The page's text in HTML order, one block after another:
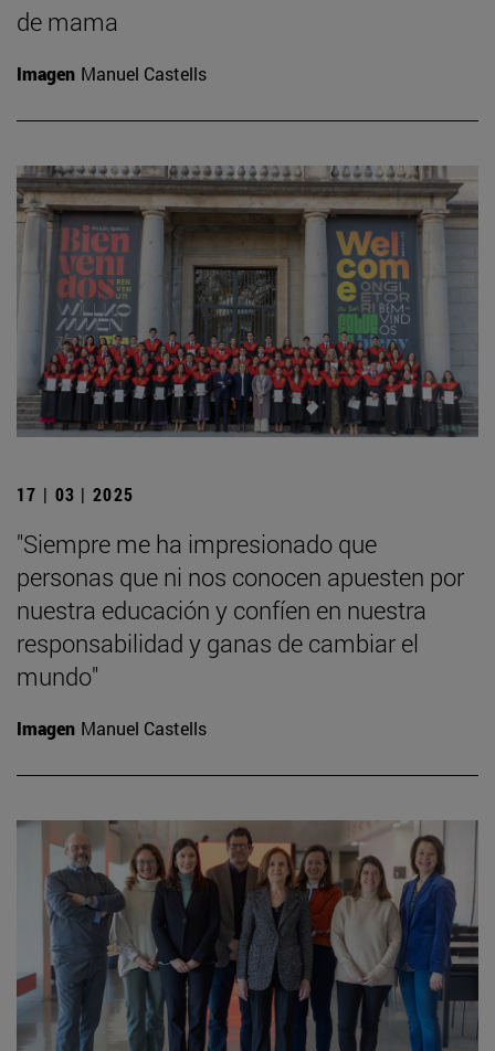
de mama
Imagen Manuel Castells
17 | 03 | 2025
"Siempre me ha impresionado que
personas que ni nos conocen apuesten por
nuestra educación y confíen en nuestra
responsabilidad y ganas de cambiar el
mundo"
Imagen Manuel Castells